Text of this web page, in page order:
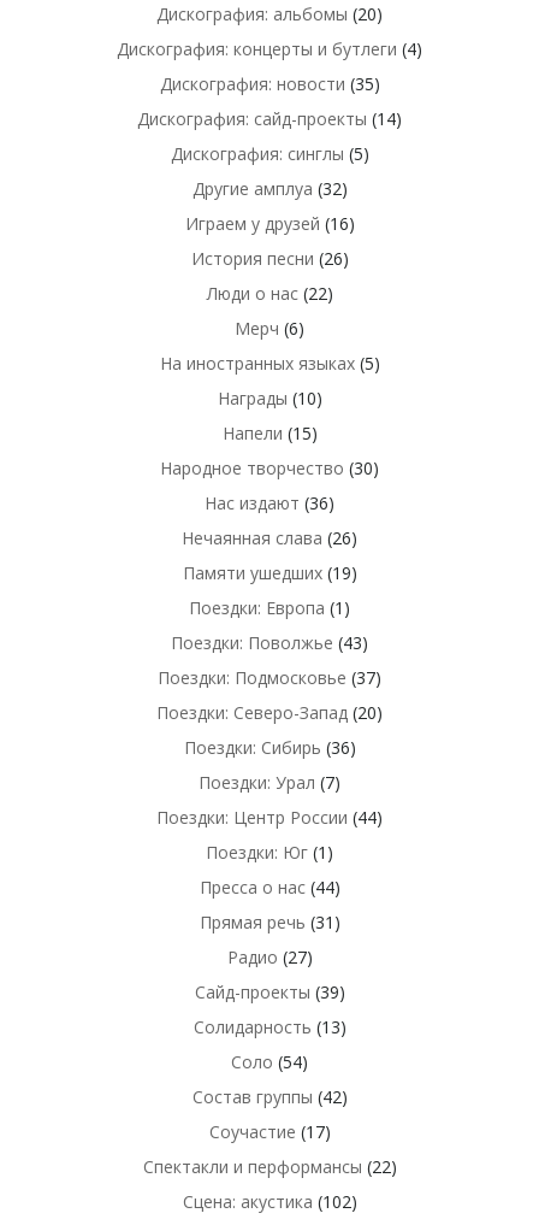
Дискография: альбомы (20)
Дискография: концерты и бутлеги (4)
Дискография: новости (35)
Дискография: сайд-проекты (14)
Дискография: синглы (5)
Другие амплуа (32)
Играем у друзей (16)
История песни (26)
Люди о нас(22)
Мерч (6)
На иностранных языках(5)
Награды (10)
Напели (15)
Народное творчество (30)
Нас издают (36)
Нечаянная слава (26)
Памяти ушедших(19)
Поездки: Европа (1)
Поездки: Поволжье (43)
Поездки: Подмосковье (37)
Поездки: Северо-Запад (20)
Поездки: Сибирь (36)
Поездки: Урал (7)
Поездки: Центр России (44)
Поездки: Юг (1)
Пресса о нас(44)
Прямая речь (31)
Радио (27)
Сайд-проекты (39)
Солидарность (13)
Соло (54)
Состав группы (42)
Соучастие (17)
Спектакли и перформансы (22)
Сцена: акустика (102)